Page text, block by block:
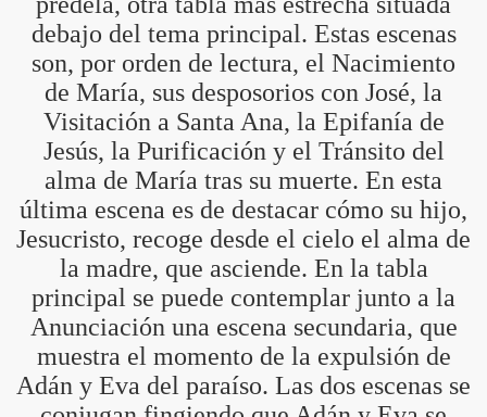
debajo del tema principal. Estas escenas
son, por orden de lectura, el Nacimiento
de María, sus desposorios con José, la
Visitación a Santa Ana, la Epifanía de
Jesús, la Purificación y el Tránsito del
alma de María tras su muerte. En esta
última escena es de destacar cómo su hijo,
Jesucristo, recoge desde el cielo el alma de
la madre, que asciende. En la tabla
principal se puede contemplar junto a la
Anunciación una escena secundaria, que
muestra el momento de la expulsión de
Adán y Eva del paraíso. Las dos escenas se